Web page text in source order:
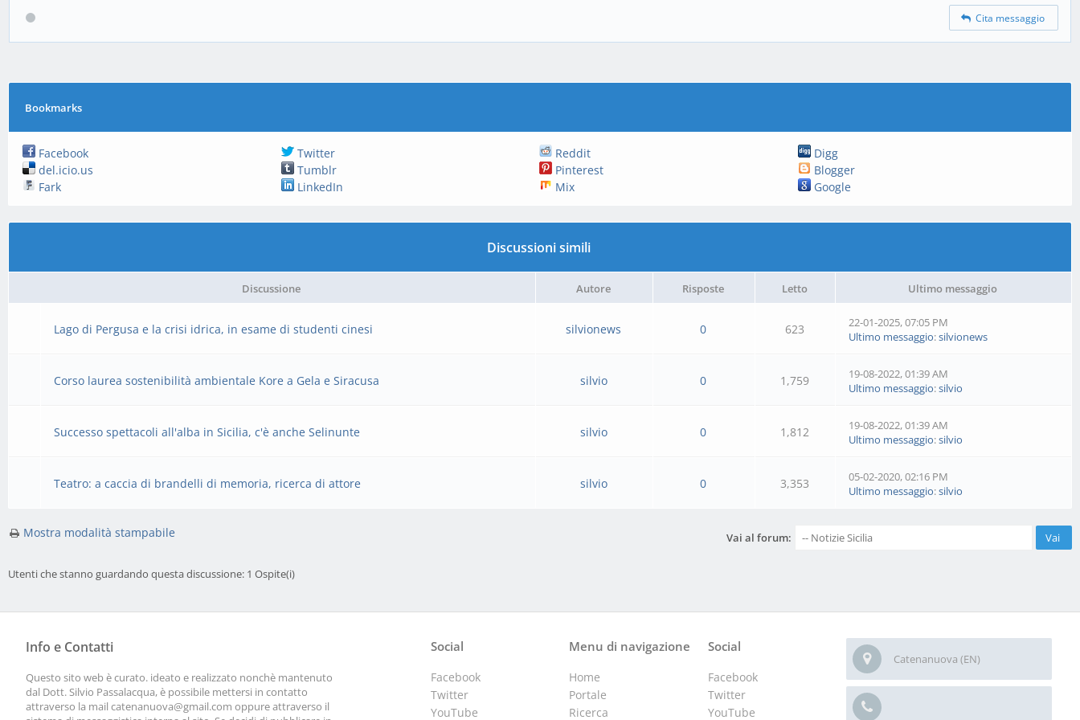
Cita messaggio
Bookmarks
Facebook Twitter Reddit
Digg
del.icio.us
Tumblr Pinterest
Blogger
Fark
LinkedIn Mix Google
Discussioni simili
Discussione Autore Risposte Letto Ultimo messaggio
Lago di Pergusa e la crisi idrica, in esame di studenti cinesi silvionews 0 623
22-01-2025, 07:05 PM
Ultimo messaggio:silvionews
Corso laurea sostenibilità ambientale Kore a Gela e Siracusa silvio 0 1,759
19-08-2022, 01:39 AM
Ultimo messaggio:silvio
Successo spettacoli all'alba in Sicilia, c'è anche Selinunte silvio 0 1,812
19-08-2022, 01:39 AM
Ultimo messaggio:silvio
Teatro: a caccia di brandelli di memoria, ricerca di attore silvio 0 3,353
05-02-2020, 02:16 PM
Ultimo messaggio:silvio
Mostra modalità stampabile Vai al forum:
Utenti che stanno guardando questa discussione: 1 Ospite(i)
Info e Contatti
Questo sito web è curato. ideato e realizzato nonchè mantenuto
dal Dott. Silvio Passalacqua, è possibile mettersi in contatto
attraverso la mail catenanuova@gmail.com oppure attraverso il
Catenanuova (EN)
Social
Facebook
Twitter
YouTube
Menu di navigazione
Home
Portale
Ricerca
Social
Facebook
Twitter
YouTube